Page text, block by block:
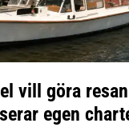
vill göra
egen